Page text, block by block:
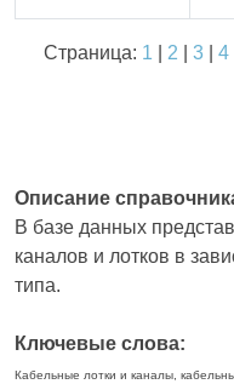
Страница: 1 2 3| 4|
Описание
В базе данных
каналов и лотков в
типа.
Ключевые слова:
Кабельные лотки и каналы,